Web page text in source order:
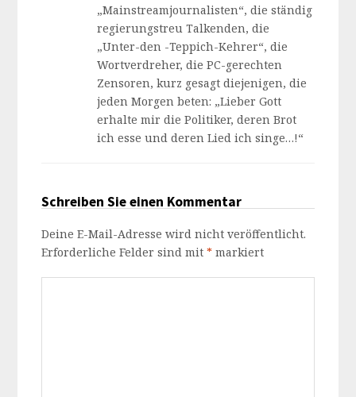
„Mainstreamjournalisten“, die ständig
regierungstreu Talkenden, die
„Unter-den -Teppich-Kehrer“, die
Wortverdreher, die PC-gerechten
Zensoren, kurz gesagt diejenigen, die
jeden Morgen beten: „Lieber Gott
erhalte mir die Politiker, deren Brot
ich esse und deren Lied ich singe…!“
Schreiben Sie einen Kommentar
Deine E-Mail-Adresse wird nicht veröffentlicht.
Erforderliche Felder sind mit* markiert